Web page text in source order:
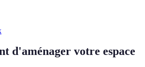
d'aménager votre espace